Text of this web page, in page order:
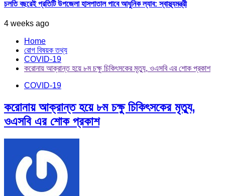
চলতি বছরেই প্রতিটি উপজেলা হাসপাতাল পাবে আধুনিক ল্যাব: স্বাস্থ্যমন্ত্রী
4 weeks ago
Home
রোগ বিষয়ক তথ্য
COVID-19
করোনায় আক্রান্ত হয়ে ৮ম চক্ষু চিকিৎসকের মৃত্যু, ওএসবি এর শোক প্রকাশ
COVID-19
করোনায় আক্রান্ত হয়ে ৮ম চক্ষু চিকিৎসকের মৃত্যু,
ওএসবি এর শোক প্রকাশ